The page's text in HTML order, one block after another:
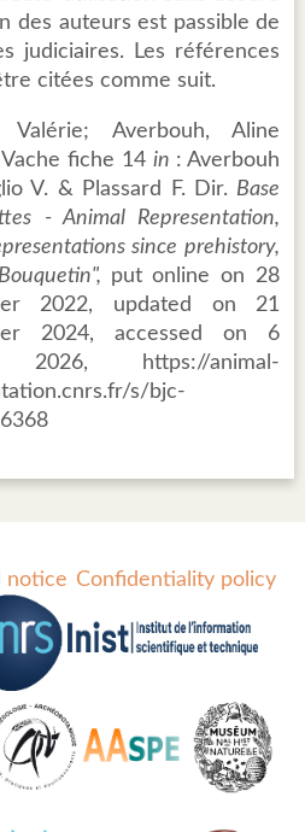
des auteurs est passible de
judiciaires. Les références
citées comme suit.
Valérie; Averbouh, Aline
fiche 14 in : Averbouh
V. & Plassard F. Dir. Base
- Animal Representation,
since prehistory,
put online on 28
2022, updated on 21
2024, accessed on 6
2026, https://animal-
s/bjc-
notice Confidentiality policy